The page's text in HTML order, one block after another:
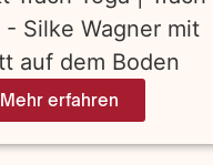
Mehr erfahren